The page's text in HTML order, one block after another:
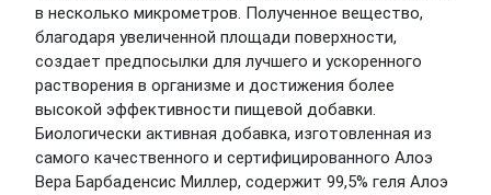
в несколько микрометров. Полученное вещество,
благодаря увеличенной площади поверхности,
создает предпосылки для лучшего и ускоренного
растворения в организме и достижения более
высокой эффективности пищевой добавки.
Биологически активная добавка, изготовленная из
самого качественного и сертифицированного Алоэ
Вера Барбаденсис Миллер, содержит 99,5% геля Алоэ